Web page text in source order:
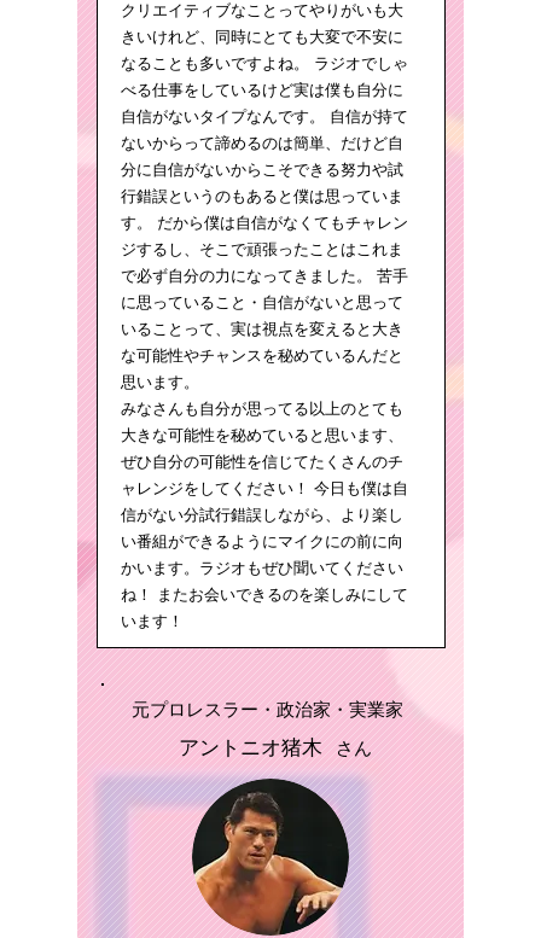
クリエイティブなことってやりがいも大
きいけれど、同時にとても大変で不安に
なることも多いですよね。 ラジオでしゃ
べる仕事をしているけど実は僕も自分に
自信がないタイプなんです。 自信が持て
ないからって諦めるのは簡単、だけど自
分に自信がないからこそできる努力や試
行錯誤というのもあると僕は思っていま
す。 だから僕は自信がなくてもチャレン
ジするし、そこで頑張ったことはこれま
で必ず自分の力になってきました。 苦手
に思っていること・自信がないと思って
いることって、実は視点を変えると大き
な可能性やチャンスを秘めているんだと
思います。
みなさんも自分が思ってる以上のとても
大きな可能性を秘めていると思います、
ぜひ自分の可能性を信じてたくさんのチ
ャレンジをしてください！ 今日も僕は自
信がない分試行錯誤しながら、より楽し
い番組ができるようにマイクにの前に向
かいます。ラジオもぜひ聞いてください
ね！ またお会いできるのを楽しみにして
います！
元プロレスラー・政治家・実業家
​アントニオ猪木 さん